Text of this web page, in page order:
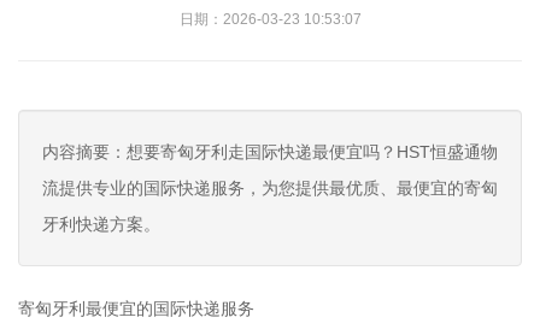
日期：2026-03-23 10:53:07
内容摘要：想要寄匈牙利走国际快递最便宜吗？HST恒盛通物
流提供专业的国际快递服务，为您提供最优质、最便宜的寄匈
牙利快递方案。
寄匈牙利最便宜的国际快递服务